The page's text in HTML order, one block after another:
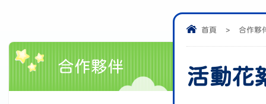
首頁 > 合作夥
活動花
合作夥伴